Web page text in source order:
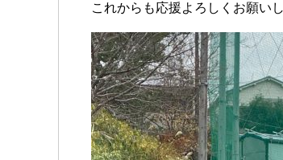
これからも応援よろしくお願い